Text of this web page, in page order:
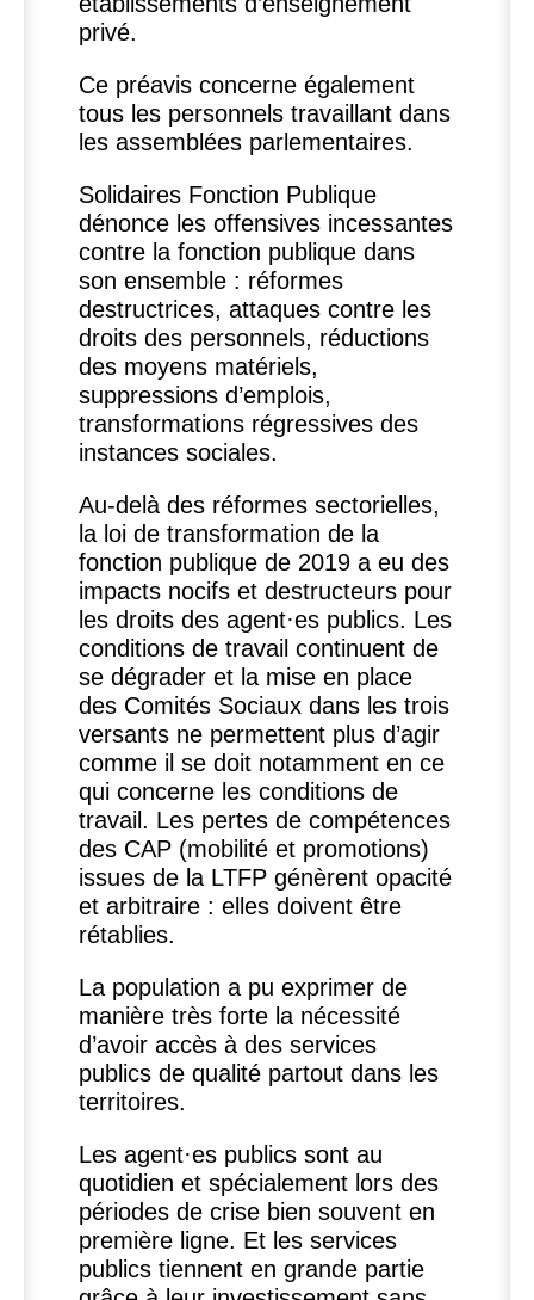
privé.
Ce préavis concerne également
tous les personnels travaillant dans
les assemblées parlementaires.
Solidaires Fonction Publique
dénonce les offensives incessantes
contre la fonction publique dans
son ensemble : réformes
destructrices, attaques contre les
droits des personnels, réductions
des moyens matériels,
suppressions d’emplois,
transformations régressives des
instances sociales.
Au-delà des réformes sectorielles,
la loi de transformation de la
fonction publique de 2019 a eu des
impacts nocifs et destructeurs pour
les droits des agent·es publics. Les
conditions de travail continuent de
se dégrader et la mise en place
des Comités Sociaux dans les trois
versants ne permettent plus d’agir
comme il se doit notamment en ce
qui concerne les conditions de
travail. Les pertes de compétences
des CAP(mobilité et promotions)
issues de la LTFPgénèrent opacité
et arbitraire : elles doivent être
rétablies.
La population a pu exprimer de
manière très forte la nécessité
d’avoir accès à des services
publics de qualité partout dans les
territoires.
Les agent·es publics sont au
quotidien et spécialement lors des
périodes de crise bien souvent en
première ligne. Et les services
publics tiennent en grande partie